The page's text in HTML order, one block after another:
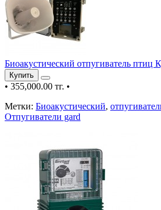
Биоакустический отпугиватель птиц
Купить
• 355,000.00 тг. •
Метки: Биоакустический,
Отпугиватели gard